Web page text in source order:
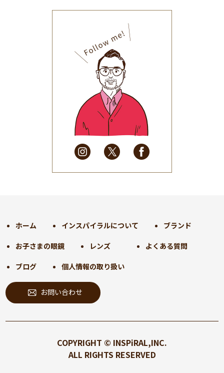
(32)
2025年9月(30)
2025年8月(31)
2025年7月(37)
2025年6月(48)
2025年5月
(41)
2025年4月
(32)
2025年3月(31)
2025年2月
(28)
2025年1月
(34)
2024年9月(30)
2024年7月(31)
2024年6月(30)
2024年5月
2024年4月 (32)
2024年2月(31)
2024年1月(45)
2023年12月(31)
ホーム インスパイラルについて ブランド
お子さまの眼鏡 レンズ よくある質問
ブログ 個人情報の取り扱い
お問い合わせ
COPYRIGHT © INSPiRAL,INC.
ALL RIGHTS RESERVED